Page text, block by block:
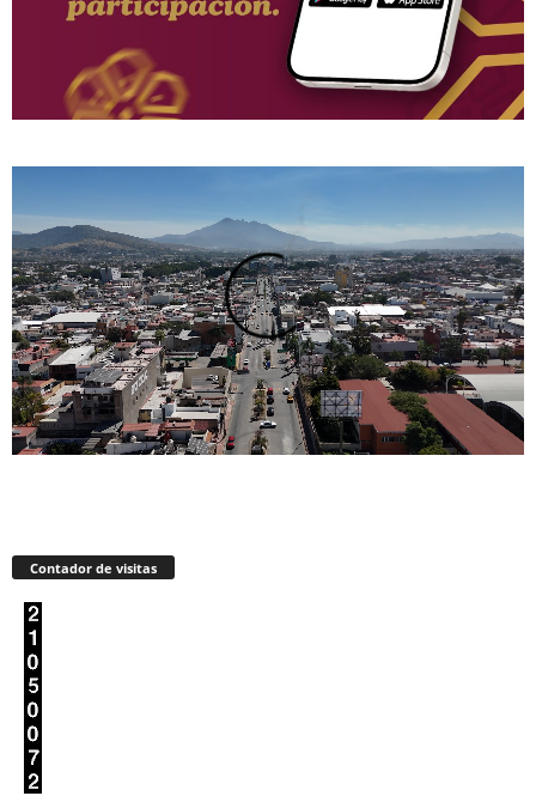
Contador de visitas